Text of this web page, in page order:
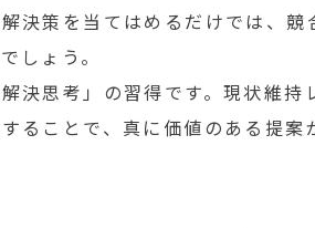
決策を当てはめるだけでは、競
しょう。
決思考」の習得です。現状維持
ることで、真に価値のある提案